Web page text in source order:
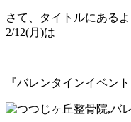
さて、タイトルにある
2/12(月)は
『バレンタインイベン